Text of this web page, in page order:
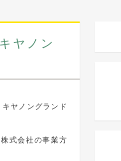
ヤノン
ヤノングランド
式会社の事業方